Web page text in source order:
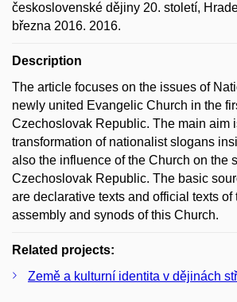
československé dějiny 20. století,
března 2016. 2016.
Description
The article focuses on the issues of
newly united Evangelic Church in the
Czechoslovak Republic. The main aim
transformation of nationalist slogans
also the influence of the Church on the
Czechoslovak Republic. The basic
are declarative texts and official texts of
assembly and synods of this Church.
Related projects:
Země a kulturní identita v dějinách